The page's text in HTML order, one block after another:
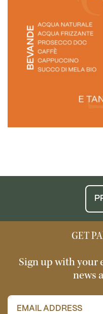
GET
Sign up with your
news